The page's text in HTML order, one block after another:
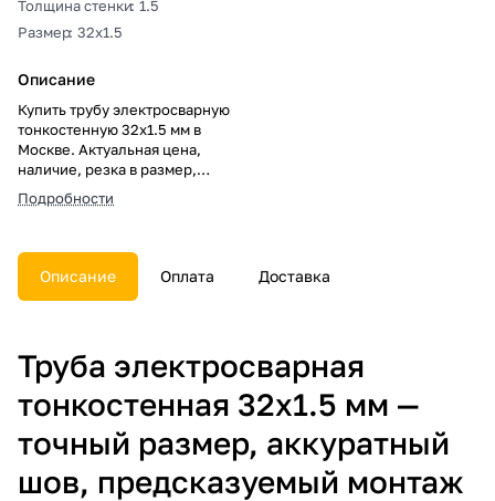
Толщина стенки: 1.5
Размер: 32х1.5
Описание
Купить трубу электросварную
тонкостенную 32х1.5 мм в
Москве. Актуальная цена,
наличие, резка в размер,
погрузка, доставка, расчет веса
и документы.
Подробности
Описание Оплата Доставка
Труба электросварная
тонкостенная 32х1.5 мм —
точный размер, аккуратный
шов, предсказуемый монтаж